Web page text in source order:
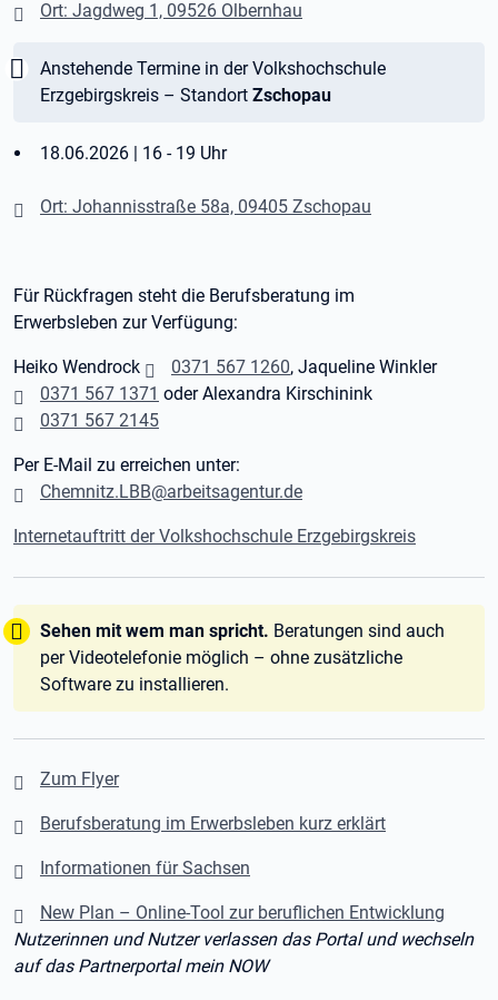
Ort: Jagdweg 1, 09526 Olbernhau
Wichtig:
Anstehende Termine in der Volkshochschule
Erzgebirgskreis – Standort Zschopau
18.06.2026 | 16 - 19 Uhr
Ort: Johannisstraße 58a, 09405 Zschopau
Für Rückfragen steht die Berufsberatung im
Erwerbsleben zur Verfügung:
Heiko Wendrock 0371 567 1260, Jaqueline Winkler
0371 567 1371 oder Alexandra Kirschinink
0371 567 2145
Per E-Mail zu erreichen unter:
Chemnitz.LBB@arbeitsagentur.de
Internetauftritt der Volkshochschule Erzgebirgskreis
Tipp:
Sehen mit wem man spricht. Beratungen sind auch
per Videotelefonie möglich – ohne zusätzliche
Software zu installieren.
Zum Flyer
Berufsberatung im Erwerbsleben kurz erklärt
Informationen für Sachsen
New Plan – Online-Tool zur beruflichen Entwicklung
Nutzerinnen und Nutzer verlassen das Portal und wechseln
auf das Partnerportal mein NOW